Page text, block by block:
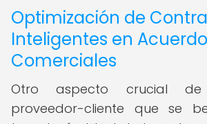
Optimización de
Inteligentes en
Comerciales
Otro aspecto crucial
proveedor-cliente que se